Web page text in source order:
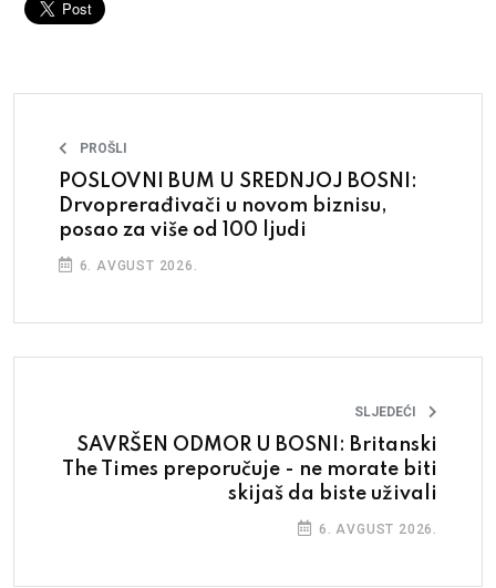
PROŠLI
POSLOVNI BUM U SREDNJOJ BOSNI:
Drvoprerađivači u novom biznisu,
posao za više od 100 ljudi
6. AVGUST 2026.
SLJEDEĆI
SAVRŠEN ODMOR U BOSNI: Britanski
The Times preporučuje - ne morate biti
skijaš da biste uživali
6. AVGUST 2026.